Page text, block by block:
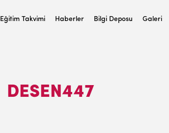
Eğitim Takvimi Haberler Bilgi Deposu Galeri
DESEN447